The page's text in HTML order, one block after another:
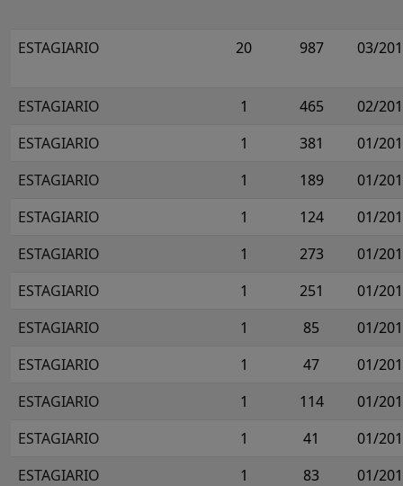
ESTAGIARIO 20 987 03/
ESTAGIARIO 1 465
02/
ESTAGIARIO
1 381
01/
ESTAGIARIO
1 189
01/
ESTAGIARIO
1 124
01/
ESTAGIARIO
1 273
01/
ESTAGIARIO
1 251
01/
ESTAGIARIO
1 85
01/
ESTAGIARIO
1 47
01/
ESTAGIARIO
1 114
01/
ESTAGIARIO
1 41
01/
ESTAGIARIO
1 83
01/